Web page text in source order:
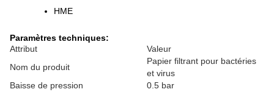
HME
Paramètres techniques:
Attribut
Valeur
Nom du produit
Papier filtrant pour bactéries
et virus
Baisse de pression
0.5 bar